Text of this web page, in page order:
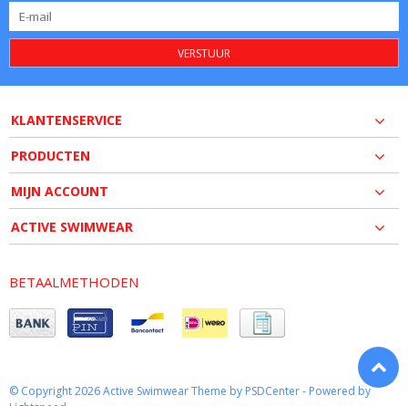
VERSTUUR
KLANTENSERVICE
PRODUCTEN
MIJN ACCOUNT
ACTIVE SWIMWEAR
BETAALMETHODEN
© Copyright 2026 Active Swimwear Theme by PSDCenter- Powered by